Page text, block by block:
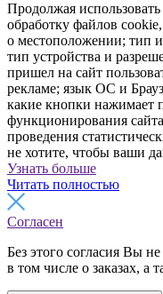
Продолжая
обработку файлов
о местоположении; тип
тип устройства и
пришел на сайт
рекламе; язык ОС и
какие кнопки нажимает
функционирования
проведения
не хотите, чтобы ваши
Узнать больше
Читать полностью
Согласен
Без этого согласия Вы
в том числе о заказах, а